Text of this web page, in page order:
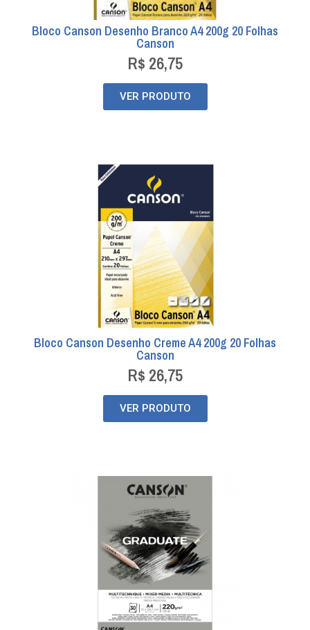
Bloco Canson Desenho Branco A4 200g 20 Folhas
Canson
R$ 26,75
VER PRODUTO
Bloco Canson Desenho Creme A4 200g 20 Folhas
Canson
R$ 26,75
VER PRODUTO